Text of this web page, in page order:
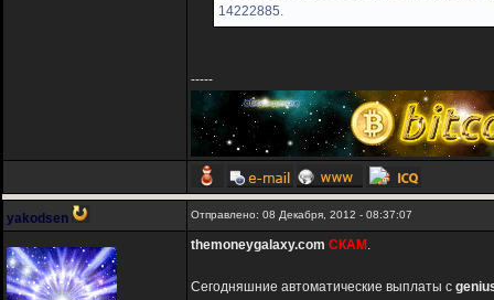
14222885.
-----
yakodsen Отправлено: 08 Декабря, 2012 - 08:37:07
themoneygalaxy.com СКАМ .
Сегодняшние автоматические выплаты с